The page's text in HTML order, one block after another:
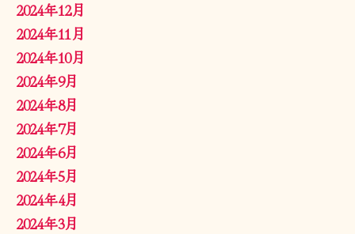
2024年12月
2024年11月
2024年10月
2024年9月
2024年8月
2024年7月
2024年6月
2024年5月
2024年4月
2024年3月